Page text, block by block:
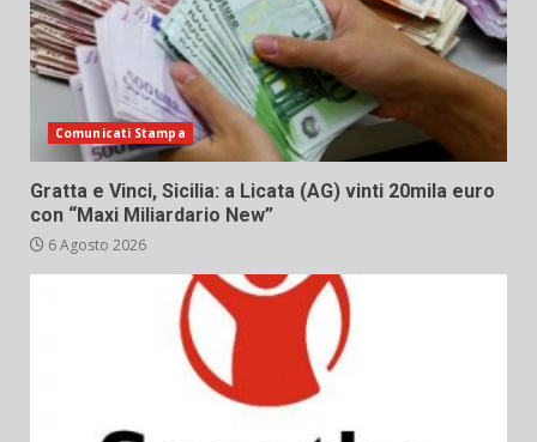
Comunicati Stampa
Gratta e Vinci, Sicilia: a Licata (AG) vinti 20mila euro
con “Maxi Miliardario New”
6 Agosto 2026